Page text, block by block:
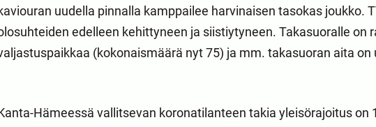
uudella pinnalla kamppailee harvinaisen tasokas joukko.
edelleen kehittyneen ja siistiytyneen. Takasuoralle on
(kokonaismäärä nyt 75) ja mm. takasuoran aita on
Hämeessä vallitsevan koronatilanteen takia yleisörajoitus